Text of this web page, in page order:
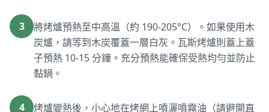
3
將烤爐預熱至中高溫（約 190-205°C）。如果使用木
炭爐，請等到木炭覆蓋一層白灰。瓦斯烤爐則蓋上蓋
子預熱 10-15 分鐘。充分預熱能確保受熱均勻並防止
黏鍋。
4
烤爐變熱後，小心地在烤網上噴灑噴霧油（請避開直